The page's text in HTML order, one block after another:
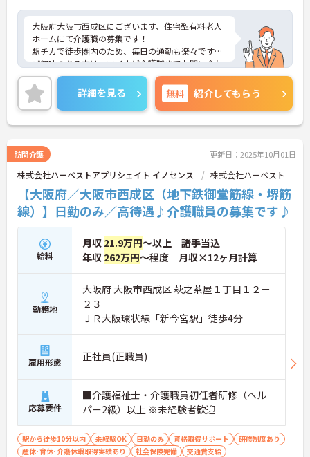
大阪府大阪市西成区にございます、住宅型有料老人
ホームにて介護職の募集です！
駅チカで徒歩圏内のため、毎日の通勤も楽々です♪
ご興味のある方は、マイナビ介護職までお問い合わ
せください。
詳細を見る 無料 紹介してもらう
訪問介護 更新日：2025年10月01日
株式会社ハーベストアプリシェイト イノセンス 株式会社ハーベスト
【大阪府／大阪市西成区（地下鉄御堂筋線・堺筋
線）】日勤のみ／高待遇♪介護職員の募集です♪
給料
月収 21.9万円～以上 諸手当込
年収 262万円～程度 月収×12ヶ月計算
勤務地
大阪府 大阪市西成区 萩之茶屋１丁目１２－
２３
ＪＲ大阪環状線「新今宮駅」徒歩4分
雇用形態 正社員(正職員)
応募要件
■介護福祉士・介護職員初任者研修（ヘル
パー2級）以上 ※未経験者歓迎
駅から徒歩10分以内 未経験OK 日勤のみ 資格取得サポート
研修制度あり
産休･育休･介護休暇取得実績あり
社会保険完備 交通費支給